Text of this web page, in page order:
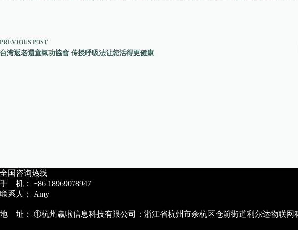
PREVIOUS POST
台湾返老還童氣功協會 传授呼吸法让您活得更健康
全国咨询热线
手 机： +86 18969078947
联系人： Amy
地 址： ①杭州赢啦信息科技有限公司：浙江省杭州市余杭区仓前街道利尔达物联网